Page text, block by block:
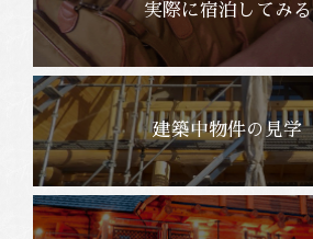
実際に宿泊してみる
建築中物件の見学